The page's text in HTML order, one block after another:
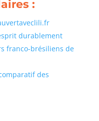
:
durablement
franco-brésiliens de
des